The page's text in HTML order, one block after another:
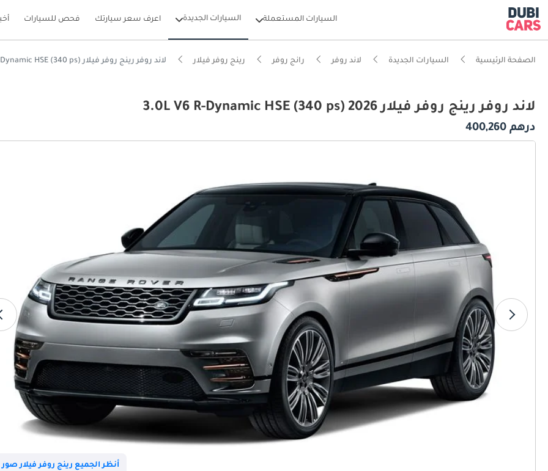
السيارات المستعملة السيارات الجديدة اعرف سعر سيارتك فحص للسيارات
الصفحة الرئيسية السيارات الجديدة لاند روفر رانج روفر رينج روفر فيلار لاند روفر رينج روفر فيلار 3.0L V6 R-Dynamic HSE (340 ps)
لاند روفر رينج روفر فيلار 3.0L V6 R-Dynamic HSE (340 ps) 2026
درهم 400,260
أنظر الجميع رينج روفر فيلار صور